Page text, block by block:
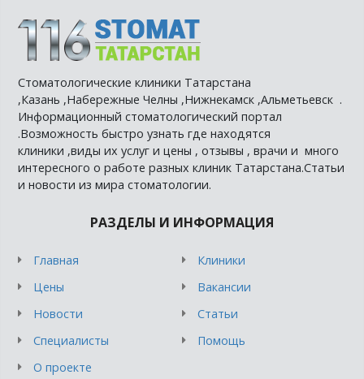
Стоматологические клиники Татарстана
,Казань ,Набережные Челны ,Нижнекамск ,Альметьевск .
Информационный стоматологический портал
.Возможность быстро узнать где находятся
клиники ,виды их услуг и цены , отзывы , врачи и много
интересного о работе разных клиник Татарстана.Статьи
и новости из мира стоматологии.
РАЗДЕЛЫ И ИНФОРМАЦИЯ
Главная
Клиники
Цены
Вакансии
Новости
Статьи
Специалисты
Помощь
О проекте